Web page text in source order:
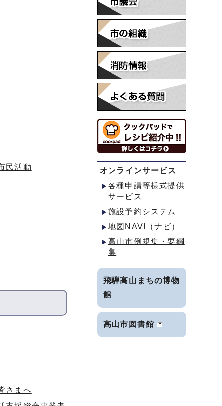
民活動
さまへ
オンラインサービス
各種申請等様式提供
サービス
施設予約システム
地図NAVI（ナビ）
高山市例規集・要綱
集
飛騨高山まちの博物
館
高山市図書館